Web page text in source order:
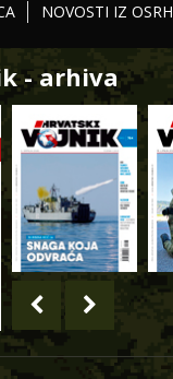
NOVOSTI IZ OSRH
- arhiva